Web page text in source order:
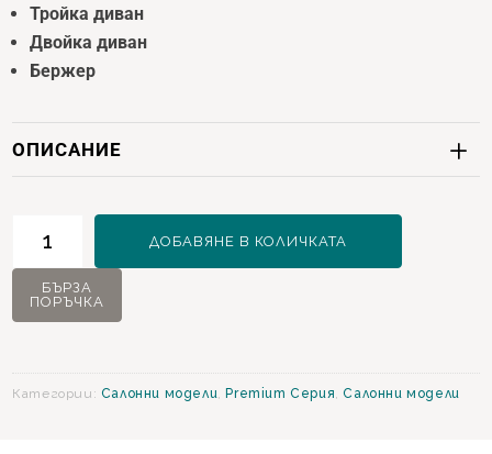
Тройка диван
Двойка диван
Бержер
ОПИСАНИЕ
Loretto
Холова
ДОБАВЯНЕ В КОЛИЧКАТА
БЪРЗА
ПОРЪЧКА
Категории: Салонни модели ,Premium Серия ,Салонни модели